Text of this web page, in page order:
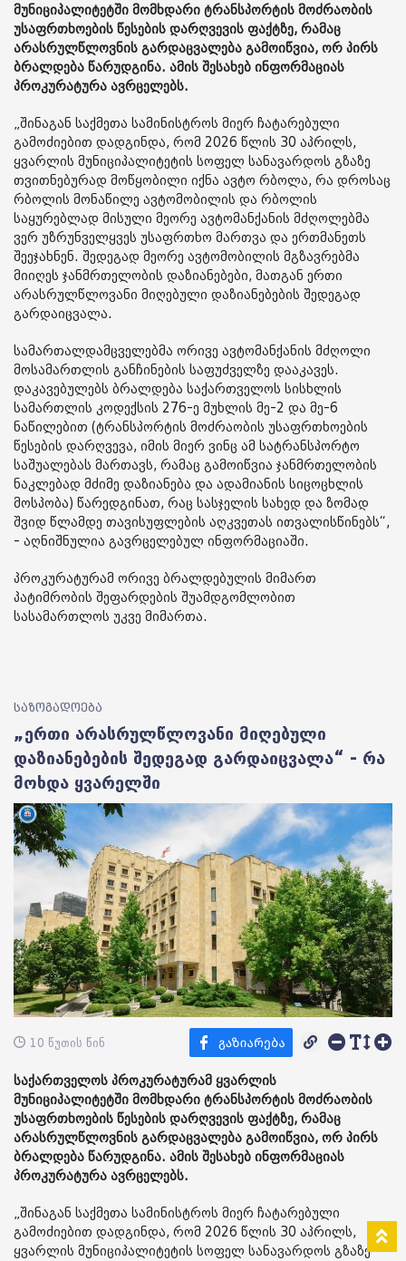
მუნიციპალიტეტში მომხდარი ტრანსპორტის მოძრაობის
უსაფრთხოების წესების დარღვევის ფაქტზე, რამაც
არასრულწლოვნის გარდაცვალება გამოიწვია, ორ პირს
ბრალდება წარუდგინა. ამის შესახებ ინფორმაციას
პროკურატურა ავრცელებს.
„შინაგან საქმეთა სამინისტროს მიერ ჩატარებული
გამოძიებით დადგინდა, რომ 2026 წლის 30 აპრილს,
ყვარლის მუნიციპალიტეტის სოფელ სანავარდოს გზაზე
თვითნებურად მოწყობილი იქნა ავტო რბოლა, რა დროსაც
რბოლის მონაწილე ავტომობილის და რბოლის
საყურებლად მისული მეორე ავტომანქანის მძღოლებმა
ვერ უზრუნველყვეს უსაფრთხო მართვა და ერთმანეთს
შეეჯახნენ. შედეგად მეორე ავტომობილის მგზავრებმა
მიიღეს ჯანმრთელობის დაზიანებები, მათგან ერთი
არასრულწლოვანი მიღებული დაზიანებების შედეგად
გარდაიცვალა.
სამართალდამცველებმა ორივე ავტომანქანის მძღოლი
მოსამართლის განჩინების საფუძველზე დააკავეს.
დაკავებულებს ბრალდება საქართველოს სისხლის
სამართლის კოდექსის 276-ე მუხლის მე-2 და მე-6
ნაწილებით (ტრანსპორტის მოძრაობის უსაფრთხოების
წესების დარღვევა, იმის მიერ ვინც ამ სატრანსპორტო
საშუალებას მართავს, რამაც გამოიწვია ჯანმრთელობის
ნაკლებად მძიმე დაზიანება და ადამიანის სიცოცხლის
მოსპობა) წარედგინათ, რაც სასჯელის სახედ და ზომად
შვიდ წლამდე თავისუფლების აღკვეთას ითვალისწინებს“,
- აღნიშნულია გავრცელებულ ინფორმაციაში.
პროკურატურამ ორივე ბრალდებულის მიმართ
პატიმრობის შეფარდების შუამდგომლობით
სასამართლოს უკვე მიმართა.
საზოგადოება
„ერთი არასრულწლოვანი მიღებული
დაზიანებების შედეგად გარდაიცვალა“ - რა
მოხდა ყვარელში
10 წუთის წინ
საქართველოს პროკურატურამ ყვარლის
მუნიციპალიტეტში მომხდარი ტრანსპორტის მოძრაობის
უსაფრთხოების წესების დარღვევის ფაქტზე, რამაც
არასრულწლოვნის გარდაცვალება გამოიწვია, ორ პირს
ბრალდება წარუდგინა. ამის შესახებ ინფორმაციას
პროკურატურა ავრცელებს.
„შინაგან საქმეთა სამინისტროს მიერ ჩატარებული
გამოძიებით დადგინდა, რომ 2026 წლის 30 აპრილს,
ყვარლის მუნიციპალიტეტის სოფელ სანავარდოს გზაზე